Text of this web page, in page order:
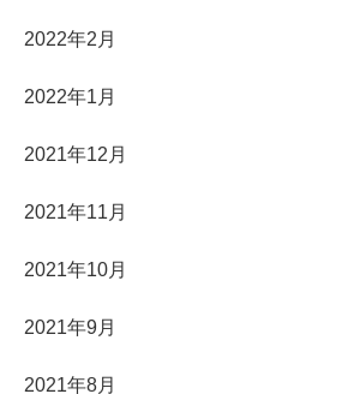
2022年2月
2022年1月
2021年12月
2021年11月
2021年10月
2021年9月
2021年8月